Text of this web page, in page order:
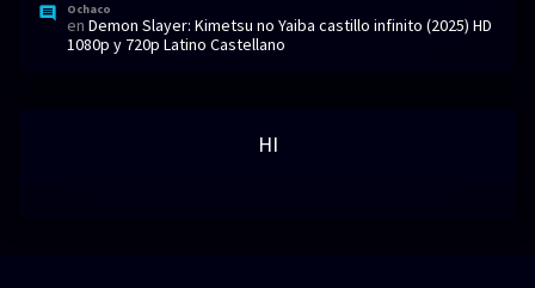
Ochaco
en Demon Slayer: Kimetsu no Yaiba castillo infinito (2025) HD
1080p y 720p Latino Castellano
HI